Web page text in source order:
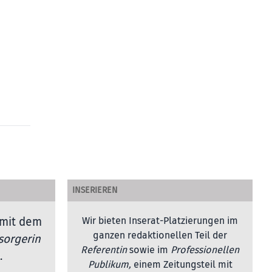
dem
INSERIEREN
Wir bieten Inserat-Platzierungen im
ganzen redaktionellen Teil der
Referentinsowie im Professionellen
Publikum, einem Zeitungsteil mit